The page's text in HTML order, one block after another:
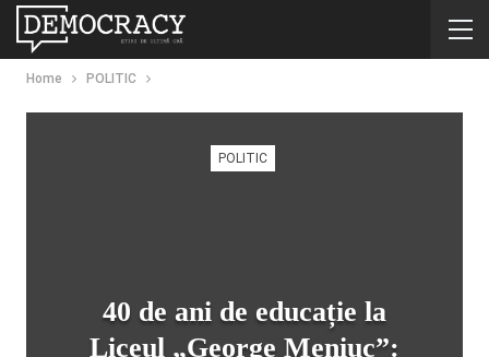
Home POLITIC
POLITIC
40 de ani de educație la
Liceul „George Meniuc”: